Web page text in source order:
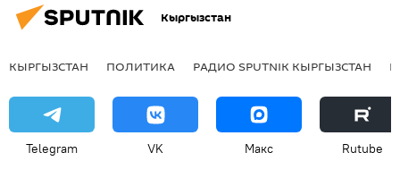
Кыргызстан
КЫРГЫЗСТАН ПОЛИТИКА РАДИО SPUTNIK КЫРГЫЗСТАН
Telegram VK Макс Rutube